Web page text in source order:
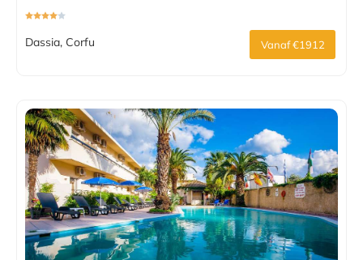
Dassia, Corfu Vanaf €1912